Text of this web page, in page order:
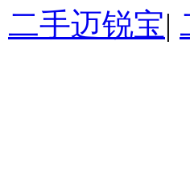
二手迈锐宝|